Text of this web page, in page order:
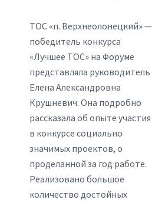
ТОС «п. Верхнеолонецкий» —
победитель конкурса
«Лучшее ТОС» на Форуме
представляла руководитель
Елена Александровна
Крушневич. Она подробно
рассказала об опыте участия
в конкурсе социально
значимых проектов, о
проделанной за год работе.
Реализовано большое
количество достойных